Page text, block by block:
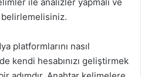
belirlemelisiniz.
platformlarını nasıl
kendi hesabınızı geliştirmek